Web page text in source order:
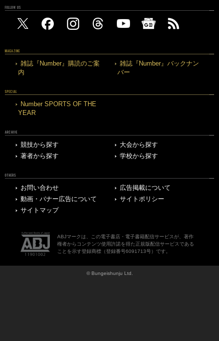
FOLLOW US
MAGAZINE
雑誌『Number』購読のご案
内
雑誌『Number』バックナン
バー
SPECIAL
Number SPORTS OF THE
YEAR
ARCHIVE
競技から探す
大会から探す
著者から探す
学校から探す
OTHERS
お問い合わせ
広告掲載について
動画・バナー広告について
サイトポリシー
サイトマップ
ABJマークは、この電子書店・電子書籍配信サービスが、著作
権者からコンテンツ使用許諾を得た正規版配信サービスである
ことを示す登録商標（登録番号6091713号）です。
© Bungeishunju Ltd.